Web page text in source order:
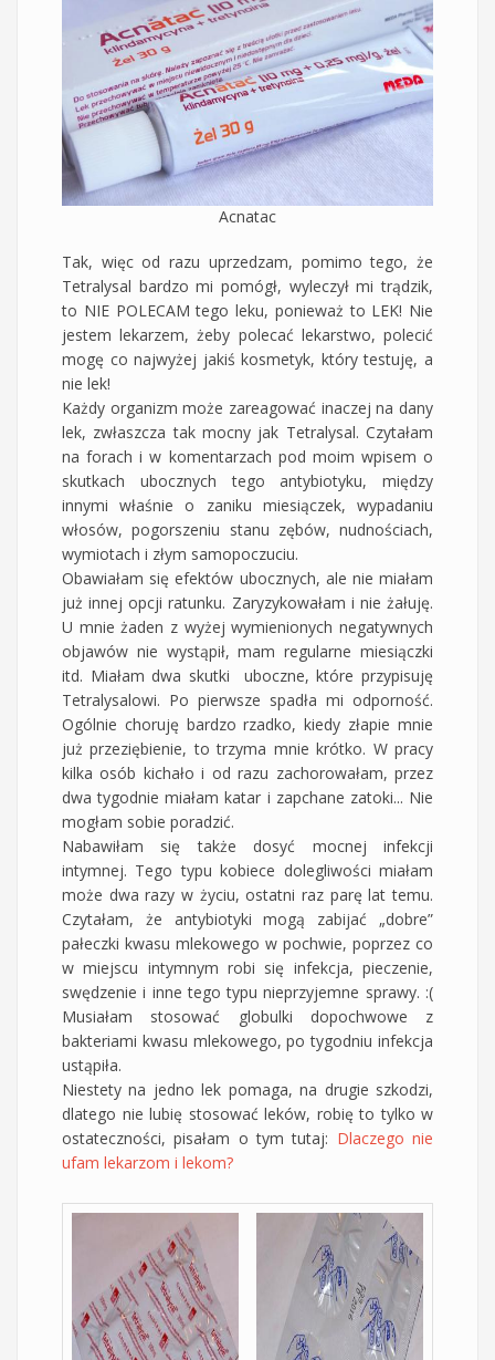
Acnatac
Tak, więc od razu uprzedzam, pomimo tego, że
Tetralysal bardzo mi pomógł, wyleczył mi trądzik,
to NIE POLECAM tego leku, ponieważ to LEK! Nie
jestem lekarzem, żeby polecać lekarstwo, polecić
mogę co najwyżej jakiś kosmetyk, który testuję, a
nie lek!
Każdy organizm może zareagować inaczej na dany
lek, zwłaszcza tak mocny jak Tetralysal. Czytałam
na forach i w komentarzach pod moim wpisem o
skutkach ubocznych tego antybiotyku, między
innymi właśnie o zaniku miesiączek, wypadaniu
włosów, pogorszeniu stanu zębów, nudnościach,
wymiotach i złym samopoczuciu.
Obawiałam się efektów ubocznych, ale nie miałam
już innej opcji ratunku. Zaryzykowałam i nie żałuję.
U mnie żaden z wyżej wymienionych negatywnych
objawów nie wystąpił, mam regularne miesiączki
itd. Miałam dwa skutki uboczne, które przypisuję
Tetralysalowi. Po pierwsze spadła mi odporność.
Ogólnie choruję bardzo rzadko, kiedy złapie mnie
już przeziębienie, to trzyma mnie krótko. W pracy
kilka osób kichało i od razu zachorowałam, przez
dwa tygodnie miałam katar i zapchane zatoki... Nie
mogłam sobie poradzić.
Nabawiłam się także dosyć mocnej infekcji
intymnej. Tego typu kobiece dolegliwości miałam
może dwa razy w życiu, ostatni raz parę lat temu.
Czytałam, że antybiotyki mogą zabijać „dobre”
pałeczki kwasu mlekowego w pochwie, poprzez co
w miejscu intymnym robi się infekcja, pieczenie,
swędzenie i inne tego typu nieprzyjemne sprawy. :(
Musiałam stosować globulki dopochwowe z
bakteriami kwasu mlekowego, po tygodniu infekcja
ustąpiła.
Niestety na jedno lek pomaga, na drugie szkodzi,
dlatego nie lubię stosować leków, robię to tylko w
ostateczności, pisałam o tym tutaj: Dlaczego nie
ufam lekarzom i lekom?